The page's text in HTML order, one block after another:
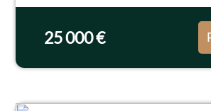
gyventi, aplink daug mokyklų ir
netoliese IKI prekybos centras...
25 000 €